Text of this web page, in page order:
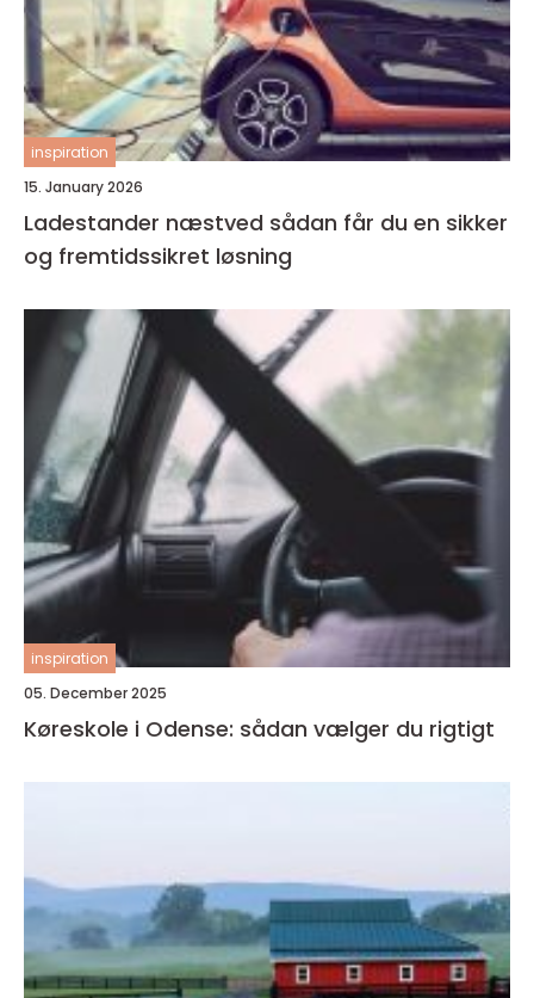
inspiration
15. January 2026
Ladestander næstved sådan får du en sikker
og fremtidssikret løsning
inspiration
05. December 2025
Køreskole i Odense: sådan vælger du rigtigt